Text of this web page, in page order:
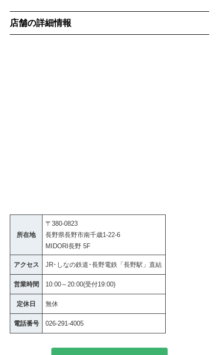
店舗の詳細情報
所在地
〒380-0823
長野県長野市南千歳1-22-6
MIDORI長野 5F
アクセス JR･しなの鉄道･長野電鉄「長野駅」直結
営業時間 10:00～20:00(受付19:00)
定休日 無休
電話番号 026-291-4005